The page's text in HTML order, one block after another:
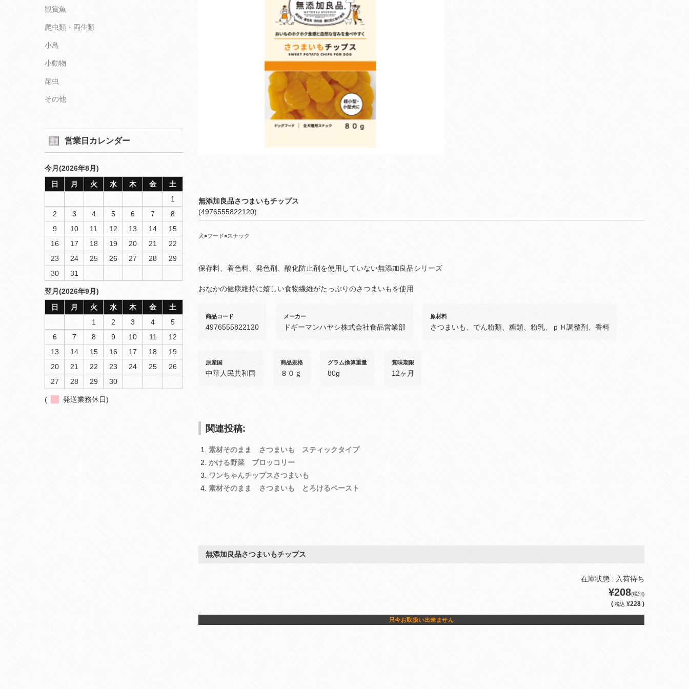
無添加良品さつまいもチップス
(4976555822120)
犬>フード>スナック
保存料、着色料、発色剤、酸化防止剤を使用していない無添加良品シリーズ
おなかの健康維持に嬉しい食物繊維がたっぷりのさつまいもを使用
商品コード
4976555822120
メーカー
ドギーマンハヤシ株式会社食品営業部
原材料
さつまいも、でん粉類、糖類、粉乳、ｐＨ調整剤、香料
原産国
中華人民共和国
商品規格
８０ｇ
グラム換算重量
80g
賞味期限
12ヶ月
関連投稿:
素材そのまま さつまいも スティックタイプ
かける野菜 ブロッコリー
ワンちゃんチップスさつまいも
素材そのまま さつまいも とろけるペースト
無添加良品さつまいもチップス
在庫状態 : 入荷待ち
¥208(税別)
( 税込 ¥228 )
只今お取扱い出来ません
観賞魚
爬虫類・両生類
小鳥
小動物
昆虫
その他
営業日カレンダー
今月(2026年8月)
日
月 火 水 木 金
土
1
2
3 4 5 6 7
8
9
10 11 12 13 14
15
16
17 18 19 20 21
22
23
24 25 26 27 28
29
30
31
翌月(2026年9月)
日
月 火 水 木 金
土
1
2 3 4
5
6
7 8 9 10 11
12
13
14 15 16 17 18
19
20
21 22 23 24 25
26
27
28 29 30
( 発送業務休日)